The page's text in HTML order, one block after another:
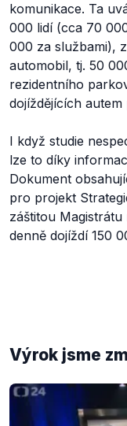
komunikace. Ta
000 lidí (cca 70
000 za službami),
automobil, tj. 50
rezidentního
dojíždějících
I když studie
lze to díky
Dokument
pro projekt
záštitou
denně dojíždí 150
Výrok jsme